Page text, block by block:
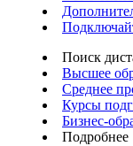
Поиск
Высшее
Среднее
Курсы
Бизнес-
Подробнее